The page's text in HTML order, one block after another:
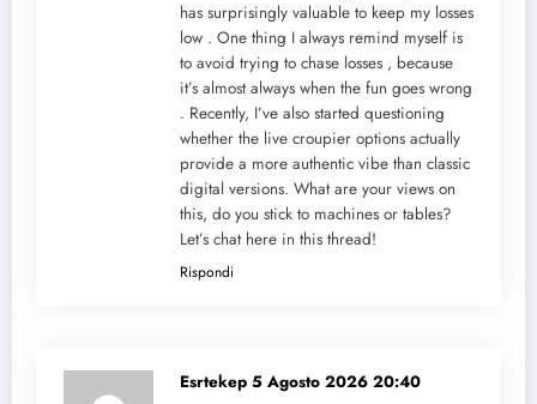
has surprisingly valuable to keep my losses
low . One thing I always remind myself is
to avoid trying to chase losses , because
it’s almost always when the fun goes wrong
. Recently, I’ve also started questioning
whether the live croupier options actually
provide a more authentic vibe than classic
digital versions. What are your views on
this, do you stick to machines or tables?
Let’s chat here in this thread!
Rispondi
Esrtekep 5 Agosto 2026 20:40